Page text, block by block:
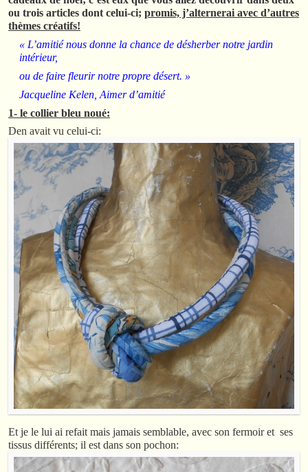
ou trois articles dont celui-ci; promis, j’alternerai avec d’autres
thèmes créatifs!
« L’amitié nous donne la chance de désherber notre jardin
intérieur,
ou de faire fleurir notre propre désert. »
Jacqueline Kelen, Aimer d’amitié
1- le collier bleu noué:
Den avait vu celui-ci:
Et je le lui ai refait mais jamais semblable, avec son fermoir et ses
tissus différents; il est dans son pochon: